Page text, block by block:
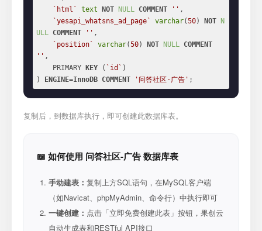
`html`
text NOT NULL COMMENT '' ,
`yesapi_whatsns_ad_page`
varchar(50) NOT
N
ULL COMMENT '' ,
`position`
varchar(50) NOT NULL COMMENT
'' ,
    PRIMARY
KEY ( `id` )
)
ENGINE=InnoDB COMMENT '问答社区-广告' ;
复制后，到数据库执行，即可创建此数据库表。
📖 如何使用 问答社区-广告 数据库表
手动建表： 复制上方SQL语句，在MySQL客户端
（如Navicat、phpMyAdmin、命令行）中执行即可
一键创建： 点击「立即免费创建此表」按钮，果创云
自动生成表和RESTful API接口